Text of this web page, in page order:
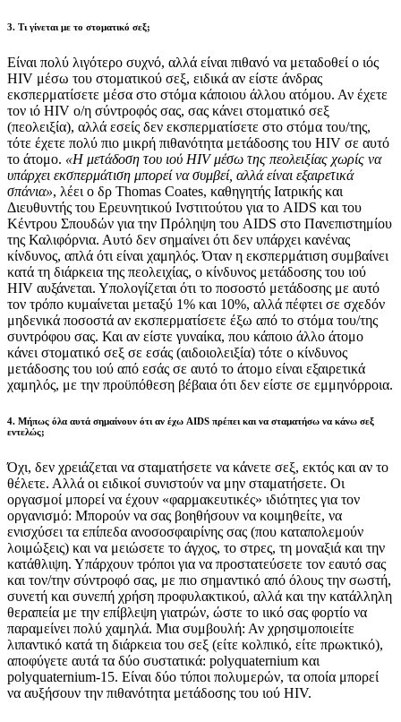
3. Τι γίνεται με το στοματικό σεξ;
Είναι πολύ λιγότερο συχνό, αλλά είναι πιθανό να μεταδοθεί ο ιός
HIV μέσω του στοματικού σεξ, ειδικά αν είστε άνδρας
εκσπερματίσετε μέσα στο στόμα κάποιου άλλου ατόμου. Αν έχετε
τον ιό HIV ο/η σύντροφός σας, σας κάνει στοματικό σεξ
(πεολειξία), αλλά εσείς δεν εκσπερματίσετε στο στόμα του/της,
τότε έχετε πολύ πιο μικρή πιθανότητα μετάδοσης του HIV σε αυτό
το άτομο. «Η μετάδοση του ιού HIV μέσω της πεολειξίας χωρίς να
υπάρχει εκσπερμάτιση μπορεί να συμβεί, αλλά είναι εξαιρετικά
σπάνια», λέει ο δρ Thomas Coates, καθηγητής Ιατρικής και
Διευθυντής του Ερευνητικού Ινστιτούτου για το AIDS και του
Κέντρου Σπουδών για την Πρόληψη του AIDS στο Πανεπιστημίου
της Καλιφόρνια. Αυτό δεν σημαίνει ότι δεν υπάρχει κανένας
κίνδυνος, απλά ότι είναι χαμηλός. Όταν η εκσπερμάτιση συμβαίνει
κατά τη διάρκεια της πεολειχίας, ο κίνδυνος μετάδοσης του ιού
HIV αυξάνεται. Υπολογίζεται ότι το ποσοστό μετάδοσης με αυτό
τον τρόπο κυμαίνεται μεταξύ 1% και 10%, αλλά πέφτει σε σχεδόν
μηδενικά ποσοστά αν εκσπερματίσετε έξω από το στόμα του/της
συντρόφου σας. Και αν είστε γυναίκα, που κάποιο άλλο άτομο
κάνει στοματικό σεξ σε εσάς (αιδοιολειξία) τότε ο κίνδυνος
μετάδοσης του ιού από εσάς σε αυτό το άτομο είναι εξαιρετικά
χαμηλός, με την προϋπόθεση βέβαια ότι δεν είστε σε εμμηνόρροια.
4. Μήπως όλα αυτά σημαίνουν ότι αν έχω AIDS πρέπει και να σταματήσω να κάνω σεξ
εντελώς;
Όχι, δεν χρειάζεται να σταματήσετε να κάνετε σεξ, εκτός και αν το
θέλετε. Αλλά οι ειδικοί συνιστούν να μην σταματήσετε. Οι
οργασμοί μπορεί να έχουν «φαρμακευτικές» ιδιότητες για τον
οργανισμό: Μπορούν να σας βοηθήσουν να κοιμηθείτε, να
ενισχύσει τα επίπεδα ανοσοσφαιρίνης σας (που καταπολεμούν
λοιμώξεις) και να μειώσετε το άγχος, το στρες, τη μοναξιά και την
κατάθλιψη. Υπάρχουν τρόποι για να προστατεύσετε τον εαυτό σας
και τον/την σύντροφό σας, με πιο σημαντικό από όλους την σωστή,
συνετή και συνεπή χρήση προφυλακτικού, αλλά και την κατάλληλη
θεραπεία με την επίβλεψη γιατρών, ώστε το ιικό σας φορτίο να
παραμείνει πολύ χαμηλά. Μια συμβουλή: Αν χρησιμοποιείτε
λιπαντικό κατά τη διάρκεια του σεξ (είτε κολπικό, είτε πρωκτικό),
αποφύγετε αυτά τα δύο συστατικά: polyquaternium και
polyquaternium-15. Είναι δύο τύποι πολυμερών, τα οποία μπορεί
να αυξήσουν την πιθανότητα μετάδοσης του ιού HIV.